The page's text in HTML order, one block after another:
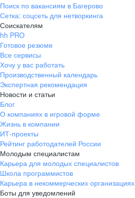
Поиск по вакансиям в Багерово
Сетка: соцсеть для нетворкинга
Соискателям
hh PRO
Готовое резюме
Все сервисы
Хочу у вас работать
Производственный календарь
Экспертная рекомендация
Новости и статьи
Блог
О компаниях в игровой форме
Жизнь в компании
ИТ-проекты
Рейтинг работодателей России
Молодым специалистам
Карьера для молодых специалистов
Школа программистов
Карьера в некоммерческих организациях
Боты для уведомлений